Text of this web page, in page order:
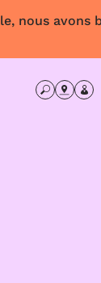
nous avons